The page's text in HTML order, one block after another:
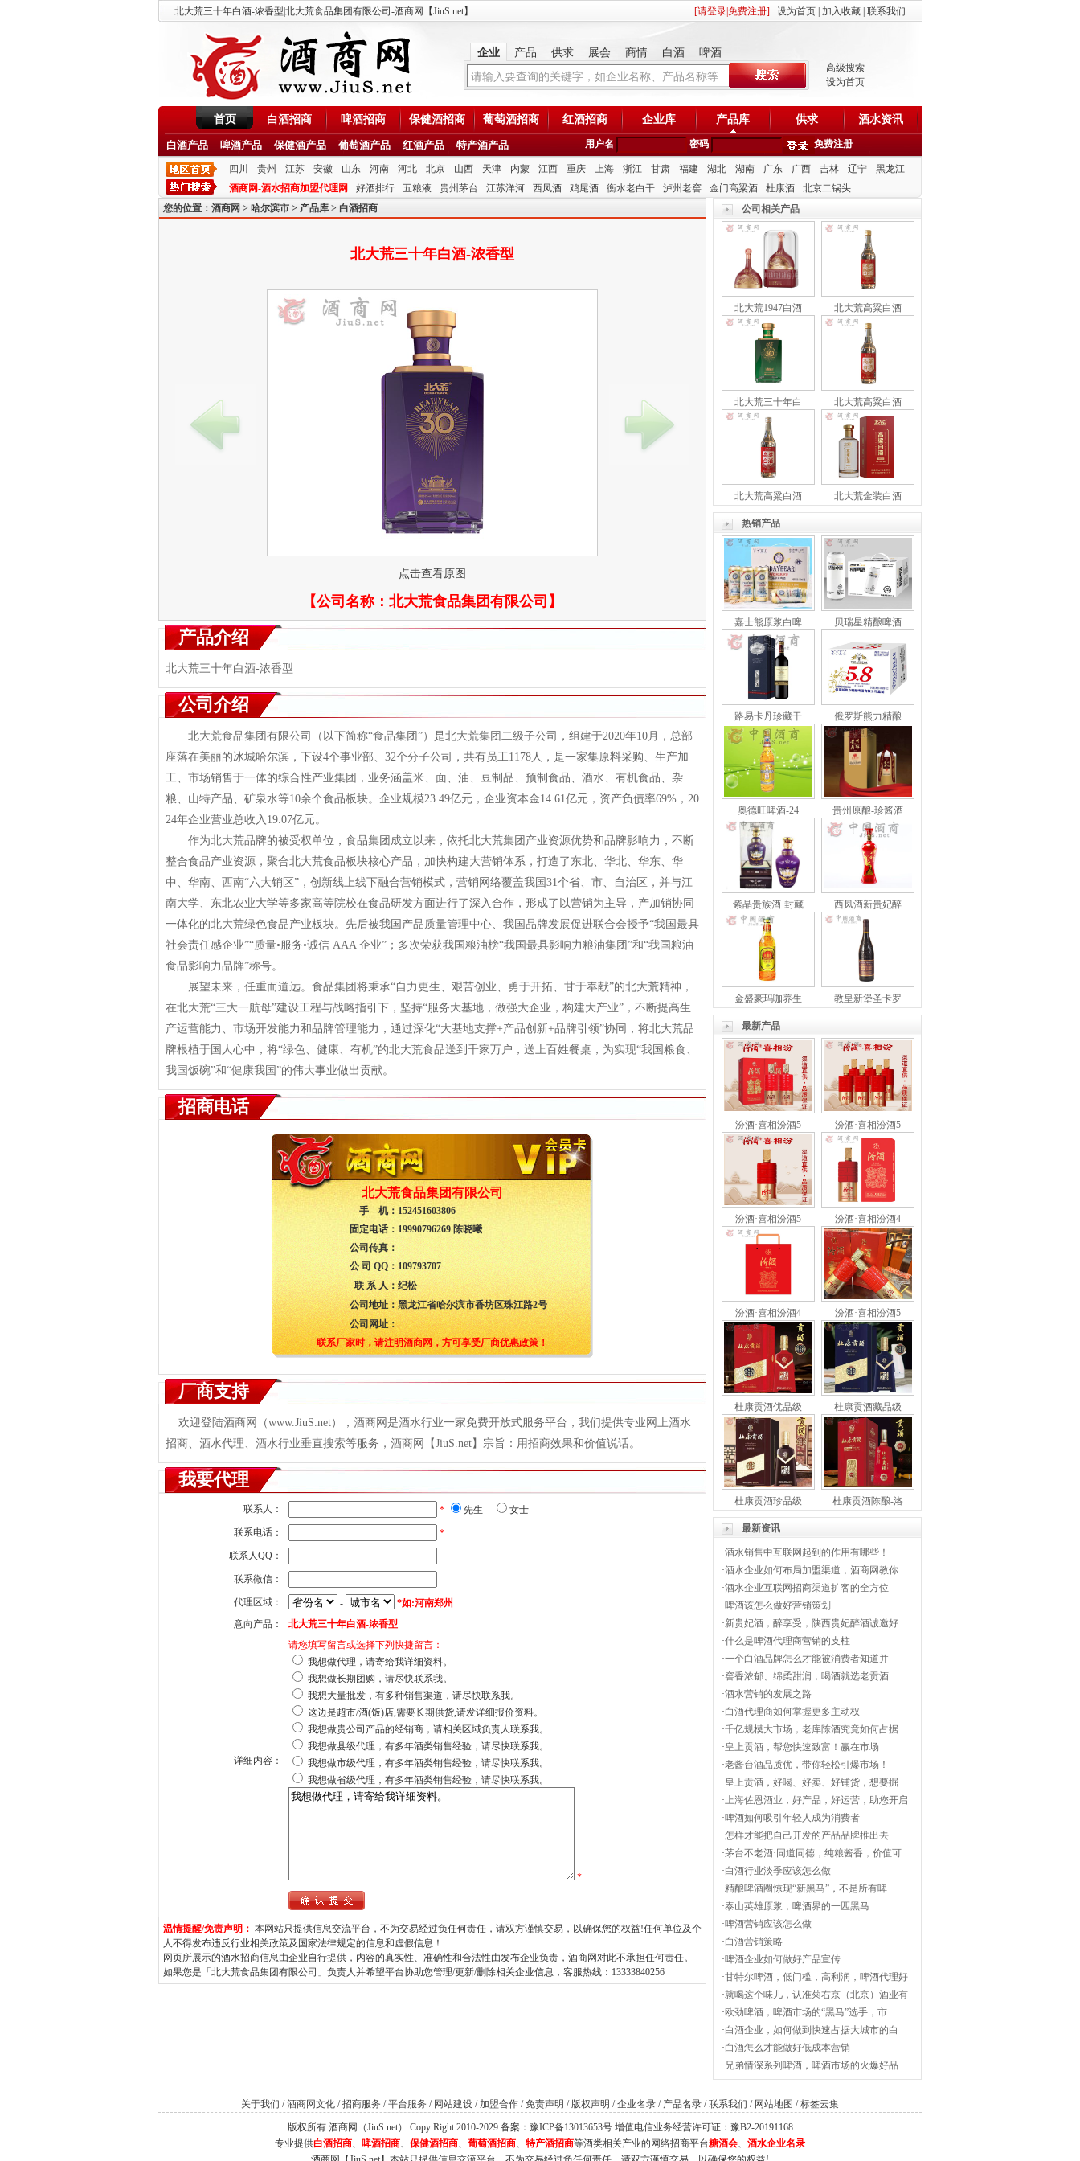
北大荒三十年白酒-浓香型|北大荒食品集团有限公司-酒商网【JiuS.net】 [请登录免费注册] 设为首页 加入收藏 联系我们
企业 产品 供求 展会 商情 白酒 啤酒
高级搜索
设为首页
首页 白酒招商 啤酒招商 保健酒招商 葡萄酒招商 红酒招商 企业库 产品库 供求 酒水资讯
白酒产品 啤酒产品 保健酒产品 葡萄酒产品 红酒产品 特产酒产品 用户名 密码 免费注册
四川 贵州 江苏 安徽 山东 河南 河北 北京 山西 天津 内蒙 江西 重庆 上海 浙江 甘肃 福建 湖北 湖南 广东 广西 吉林 辽宁
黑龙江
酒商网-酒水招商加盟代理网
好酒排行 五粮液 贵州茅台 江苏洋河 西凤酒 鸡尾酒 衡水老白干 泸州老窖 金门高粱酒 杜康酒
北京二锅头
您的位置： 酒商网 > 哈尔滨市 > 产品库 > 白酒招商
北大荒三十年白酒-浓香型
点击查看原图
【公司名称： 北大荒食品集团有限公司 】
产品介绍
北大荒三十年白酒-浓香型
公司介绍
北大荒食品集团有限公司（以下简称“食品集团”）是北大荒集团二级子公司，组建于2020年10月，总部
座落在美丽的冰城哈尔滨，下设4个事业部、32个分子公司，共有员工1178人，是一家集原料采购、生产加
工、市场销售于一体的综合性产业集团，业务涵盖米、面、油、豆制品、预制食品、酒水、有机食品、杂
粮、山特产品、矿泉水等10余个食品板块。企业规模23.49亿元，企业资本金14.61亿元，资产负债率69%，20
24年企业营业总收入19.07亿元。
作为北大荒品牌的被受权单位，食品集团成立以来，依托北大荒集团产业资源优势和品牌影响力，不断
整合食品产业资源，聚合北大荒食品板块核心产品，加快构建大营销体系，打造了东北、华北、华东、华
中、华南、西南“六大销区”，创新线上线下融合营销模式，营销网络覆盖我国31个省、市、自治区，并与江
南大学、东北农业大学等多家高等院校在食品研发方面进行了深入合作，形成了以营销为主导，产加销协同
一体化的北大荒绿色食品产业板块。先后被我国产品质量管理中心、我国品牌发展促进联合会授予“我国最具
社会责任感企业”“质量•服务•诚信 AAA 企业”；多次荣获我国粮油榜“我国最具影响力粮油集团”和“我国粮油
食品影响力品牌”称号。
展望未来，任重而道远。食品集团将秉承“自力更生、艰苦创业、勇于开拓、甘于奉献”的北大荒精神，
在北大荒“三大一航母”建设工程与战略指引下，坚持“服务大基地，做强大企业，构建大产业”，不断提高生
产运营能力、市场开发能力和品牌管理能力，通过深化“大基地支撑+产品创新+品牌引领”协同，将北大荒品
牌根植于国人心中，将“绿色、健康、有机”的北大荒食品送到千家万户，送上百姓餐桌，为实现“我国粮食、
我国饭碗”和“健康我国”的伟大事业做出贡献。
招商电话
北大荒食品集团有限公司
手 机： 152451603806
固定电话： 19990796269 陈晓曦
公司传真：
公 司 QQ：109793707
联 系 人：纪松
公司地址：黑龙江省哈尔滨市香坊区珠江路2号
公司网址：
联系厂家时，请注明酒商网，方可享受厂商优惠政策！
厂商支持
欢迎登陆酒商网（www.JiuS.net），酒商网是酒水行业一家免费开放式服务平台，我们提供专业网上酒水
招商、酒水代理、酒水行业垂直搜索等服务，酒商网【JiuS.net】宗旨：用招商效果和价值说话。
我要代理
联系人： * 先生
女士
联系电话：
*
联系人QQ：
联系微信：
代理区域： -
*如:河南郑州
意向产品：
北大荒三十年白酒-浓香型
详细内容：
请您填写留言或选择下列快捷留言：
我想做代理，请寄给我详细资料。
我想做长期团购，请尽快联系我。
我想大量批发，有多种销售渠道，请尽快联系我。
这边是超市/酒(饭)店,需要长期供货,请发详细报价资料。
我想做贵公司产品的经销商，请相关区域负责人联系我。
我想做县级代理，有多年酒类销售经验，请尽快联系我。
我想做市级代理，有多年酒类销售经验，请尽快联系我。
我想做省级代理，有多年酒类销售经验，请尽快联系我。
*
温情提醒/免责声明： 本网站只提供信息交流平台，不为交易经过负任何责任，请双方谨慎交易，以确保您的权益!任何单位及个
人不得发布违反行业相关政策及国家法律规定的信息和虚假信息！
网页所展示的酒水招商信息由企业自行提供，内容的真实性、准确性和合法性由发布企业负责，酒商网对此不承担任何责任。
如果您是「北大荒食品集团有限公司」负责人并希望平台协助您管理/更新/删除相关企业信息，客服热线：13333840256
公司相关产品
北大荒1947白酒 北大荒高粱白酒
北大荒三十年白 北大荒高粱白酒
北大荒高粱白酒 北大荒金装白酒
热销产品
嘉士熊原浆白啤 贝瑞星精酿啤酒
路易卡丹珍藏干 俄罗斯熊力精酿
奥德旺啤酒-24 贵州原酿-珍酱酒
紫晶贵族酒·封藏 西凤酒新贵妃醉
金盛豪玛咖养生 教皇新堡圣卡罗
最新产品
汾酒·喜相汾酒5 汾酒·喜相汾酒5
汾酒·喜相汾酒5 汾酒·喜相汾酒4
汾酒·喜相汾酒4 汾酒·喜相汾酒5
杜康贡酒优品级 杜康贡酒藏品级
杜康贡酒珍品级 杜康贡酒陈酿-洛
最新资讯
·酒水销售中互联网起到的作用有哪些！
·酒水企业如何布局加盟渠道，酒商网教你
·酒水企业互联网招商渠道扩客的全方位
·啤酒该怎么做好营销策划
·新贵妃酒，醉享受，陕西贵妃醉酒诚邀好
·什么是啤酒代理商营销的支柱
·一个白酒品牌怎么才能被消费者知道并
·窖香浓郁、绵柔甜润，喝酒就选老贡酒
·酒水营销的发展之路
·白酒代理商如何掌握更多主动权
·千亿规模大市场，老库陈酒究竟如何占据
·皇上贡酒，帮您快速致富！赢在市场
·老酱台酒品质优，带你轻松引爆市场！
·皇上贡酒，好喝、好卖、好铺货，想要掘
·上海佐恩酒业，好产品，好运营，助您开启
·啤酒如何吸引年轻人成为消费者
·怎样才能把自己开发的产品品牌推出去
·茅台不老酒·同道同德，纯粮酱香，价值可
·白酒行业淡季应该怎么做
·精酿啤酒圈惊现“新黑马”，不是所有啤
·泰山英雄原浆，啤酒界的一匹黑马
·啤酒营销应该怎么做
·白酒营销策略
·啤酒企业如何做好产品宣传
·甘特尔啤酒，低门槛，高利润，啤酒代理好
·就喝这个味儿，认准菊右京（北京）酒业有
·欧劲啤酒，啤酒市场的“黑马”选手，市
·白酒企业，如何做到快速占据大城市的白
·白酒怎么才能做好低成本营销
· 兄弟情深系列啤酒，啤酒市场的火爆好品
关于我们 /酒商网文化 /招商服务 /平台服务 / 网站建设 /加盟合作 /免责声明 / 版权声明 /企业名录 / 产品名录 /联系我们 / 网站地图 /标签云集
版权所有 酒商网（JiuS.net） Copy Right 2010-2029 备案： 豫ICP备13013653号增值电信业务经营许可证：豫B2-20191168
专业提供白酒招商、 啤酒招商、 保健酒招商、 葡萄酒招商、 特产酒招商等酒类相关产业的网络招商平台糖酒会、 酒水企业名录